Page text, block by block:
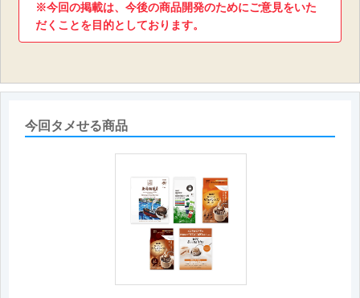
※今回の掲載は、今後の商品開発のためにご意見をいた
だくことを目的としております。
今回タメせる商品